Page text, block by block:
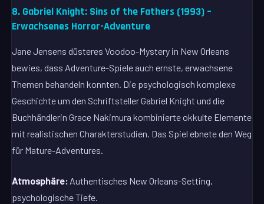
8. Gabriel Knight: Sins of the Fathers (1993) –
Erwachsenes Horror-Adventure
Jane Jensens düsteres Voodoo-Mystery in New Orleans
bewies, dass Adventure-Spiele auch ernste, erwachsene
Themen behandeln konnten. Die psychologisch komplexe
Geschichte um den Schriftsteller Gabriel Knight und die
Buchhändlerin Grace Nakimura kombinierte okkulte Elemente
mit realistischen Charakterstudien. Das Spiel ebnete den Weg
für Mature-Adventures.
Atmosphäre: Authentisches New Orleans-Setting,
psychologische Tiefe.